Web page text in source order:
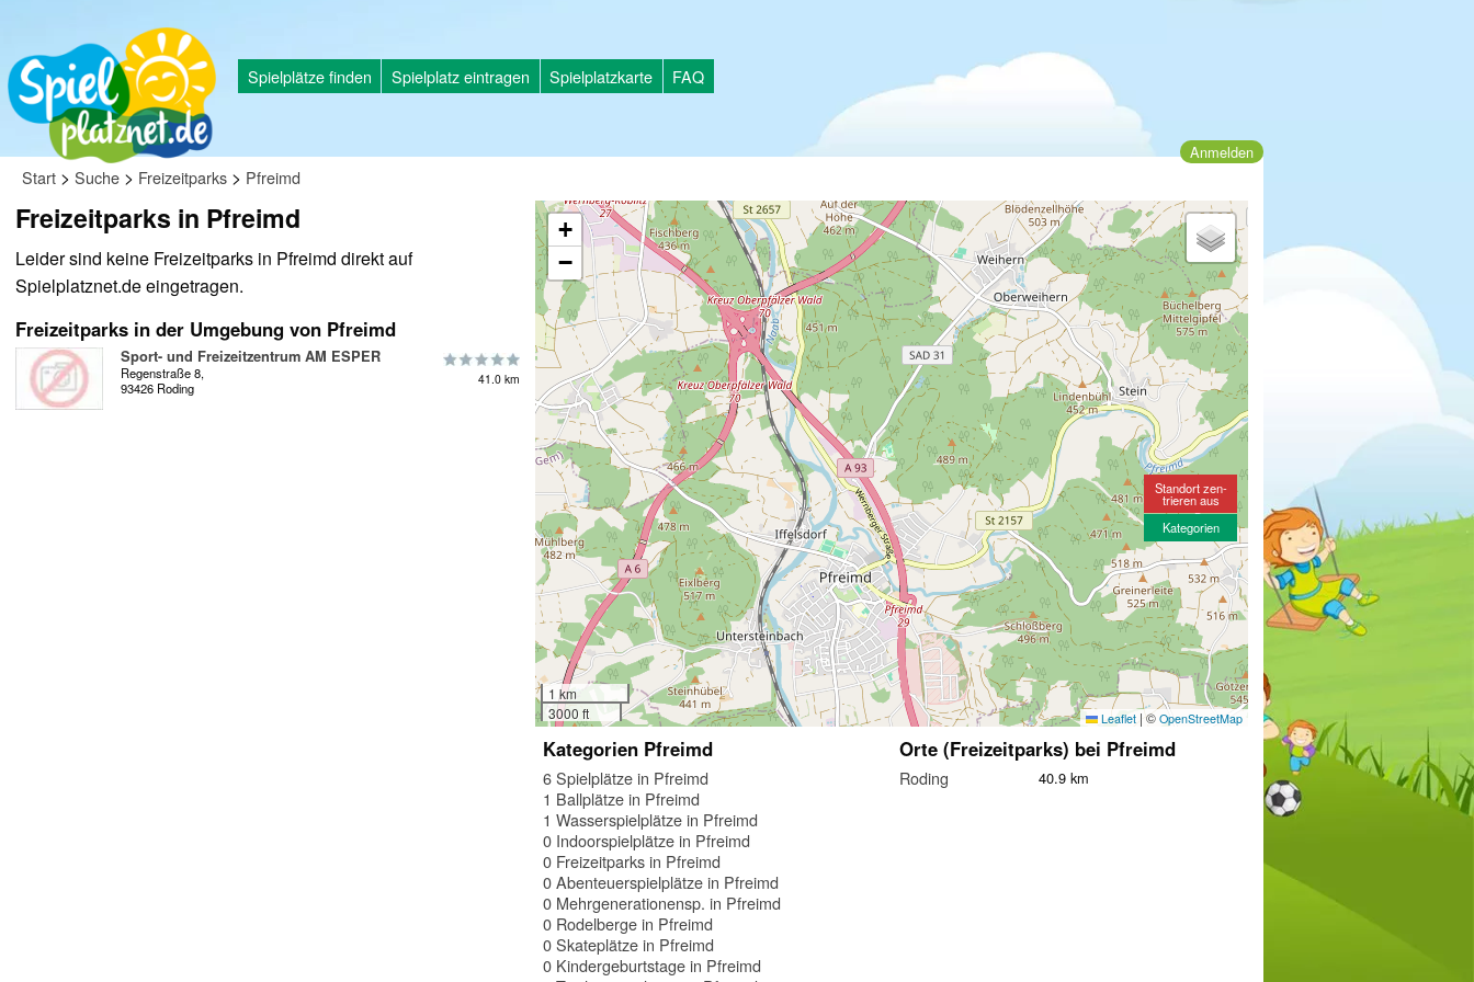
Spielplätze finden Spielplatz eintragen Spielplatzkarte FAQ
Anmelden
Start > Suche > Freizeitparks > Pfreimd
Freizeitparks in Pfreimd
Leider sind keine Freizeitparks in Pfreimd direkt auf
Spielplatznet.de eingetragen.
Freizeitparks in der Umgebung von Pfreimd
Sport- und Freizeitzentrum AM ESPER
Regenstraße 8,
93426 Roding
41.0 km
+
−
1 km
3000 ft
Leaflet | © OpenStreetMap
Standort zen-
trieren aus
Kategorien
Kategorien Pfreimd
6 Spielplätze in Pfreimd
1 Ballplätze in Pfreimd
1 Wasserspielplätze in Pfreimd
0 Indoorspielplätze in Pfreimd
0 Freizeitparks in Pfreimd
0 Abenteuerspielplätze in Pfreimd
0 Mehrgenerationensp. in Pfreimd
0 Rodelberge in Pfreimd
0 Skateplätze in Pfreimd
0 Kindergeburtstage in Pfreimd
Orte (Freizeitparks) bei Pfreimd
Roding 40.9 km